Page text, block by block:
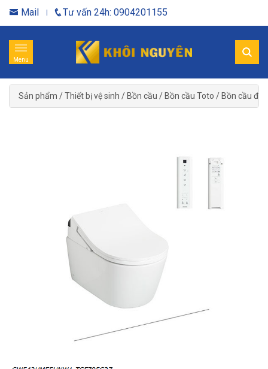
Mail Tư vấn 24h: 0904201155
Menu
Sản phẩm /Thiết bị vệ sinh / Bồn cầu / Bồn cầu Toto / Bồn cầu